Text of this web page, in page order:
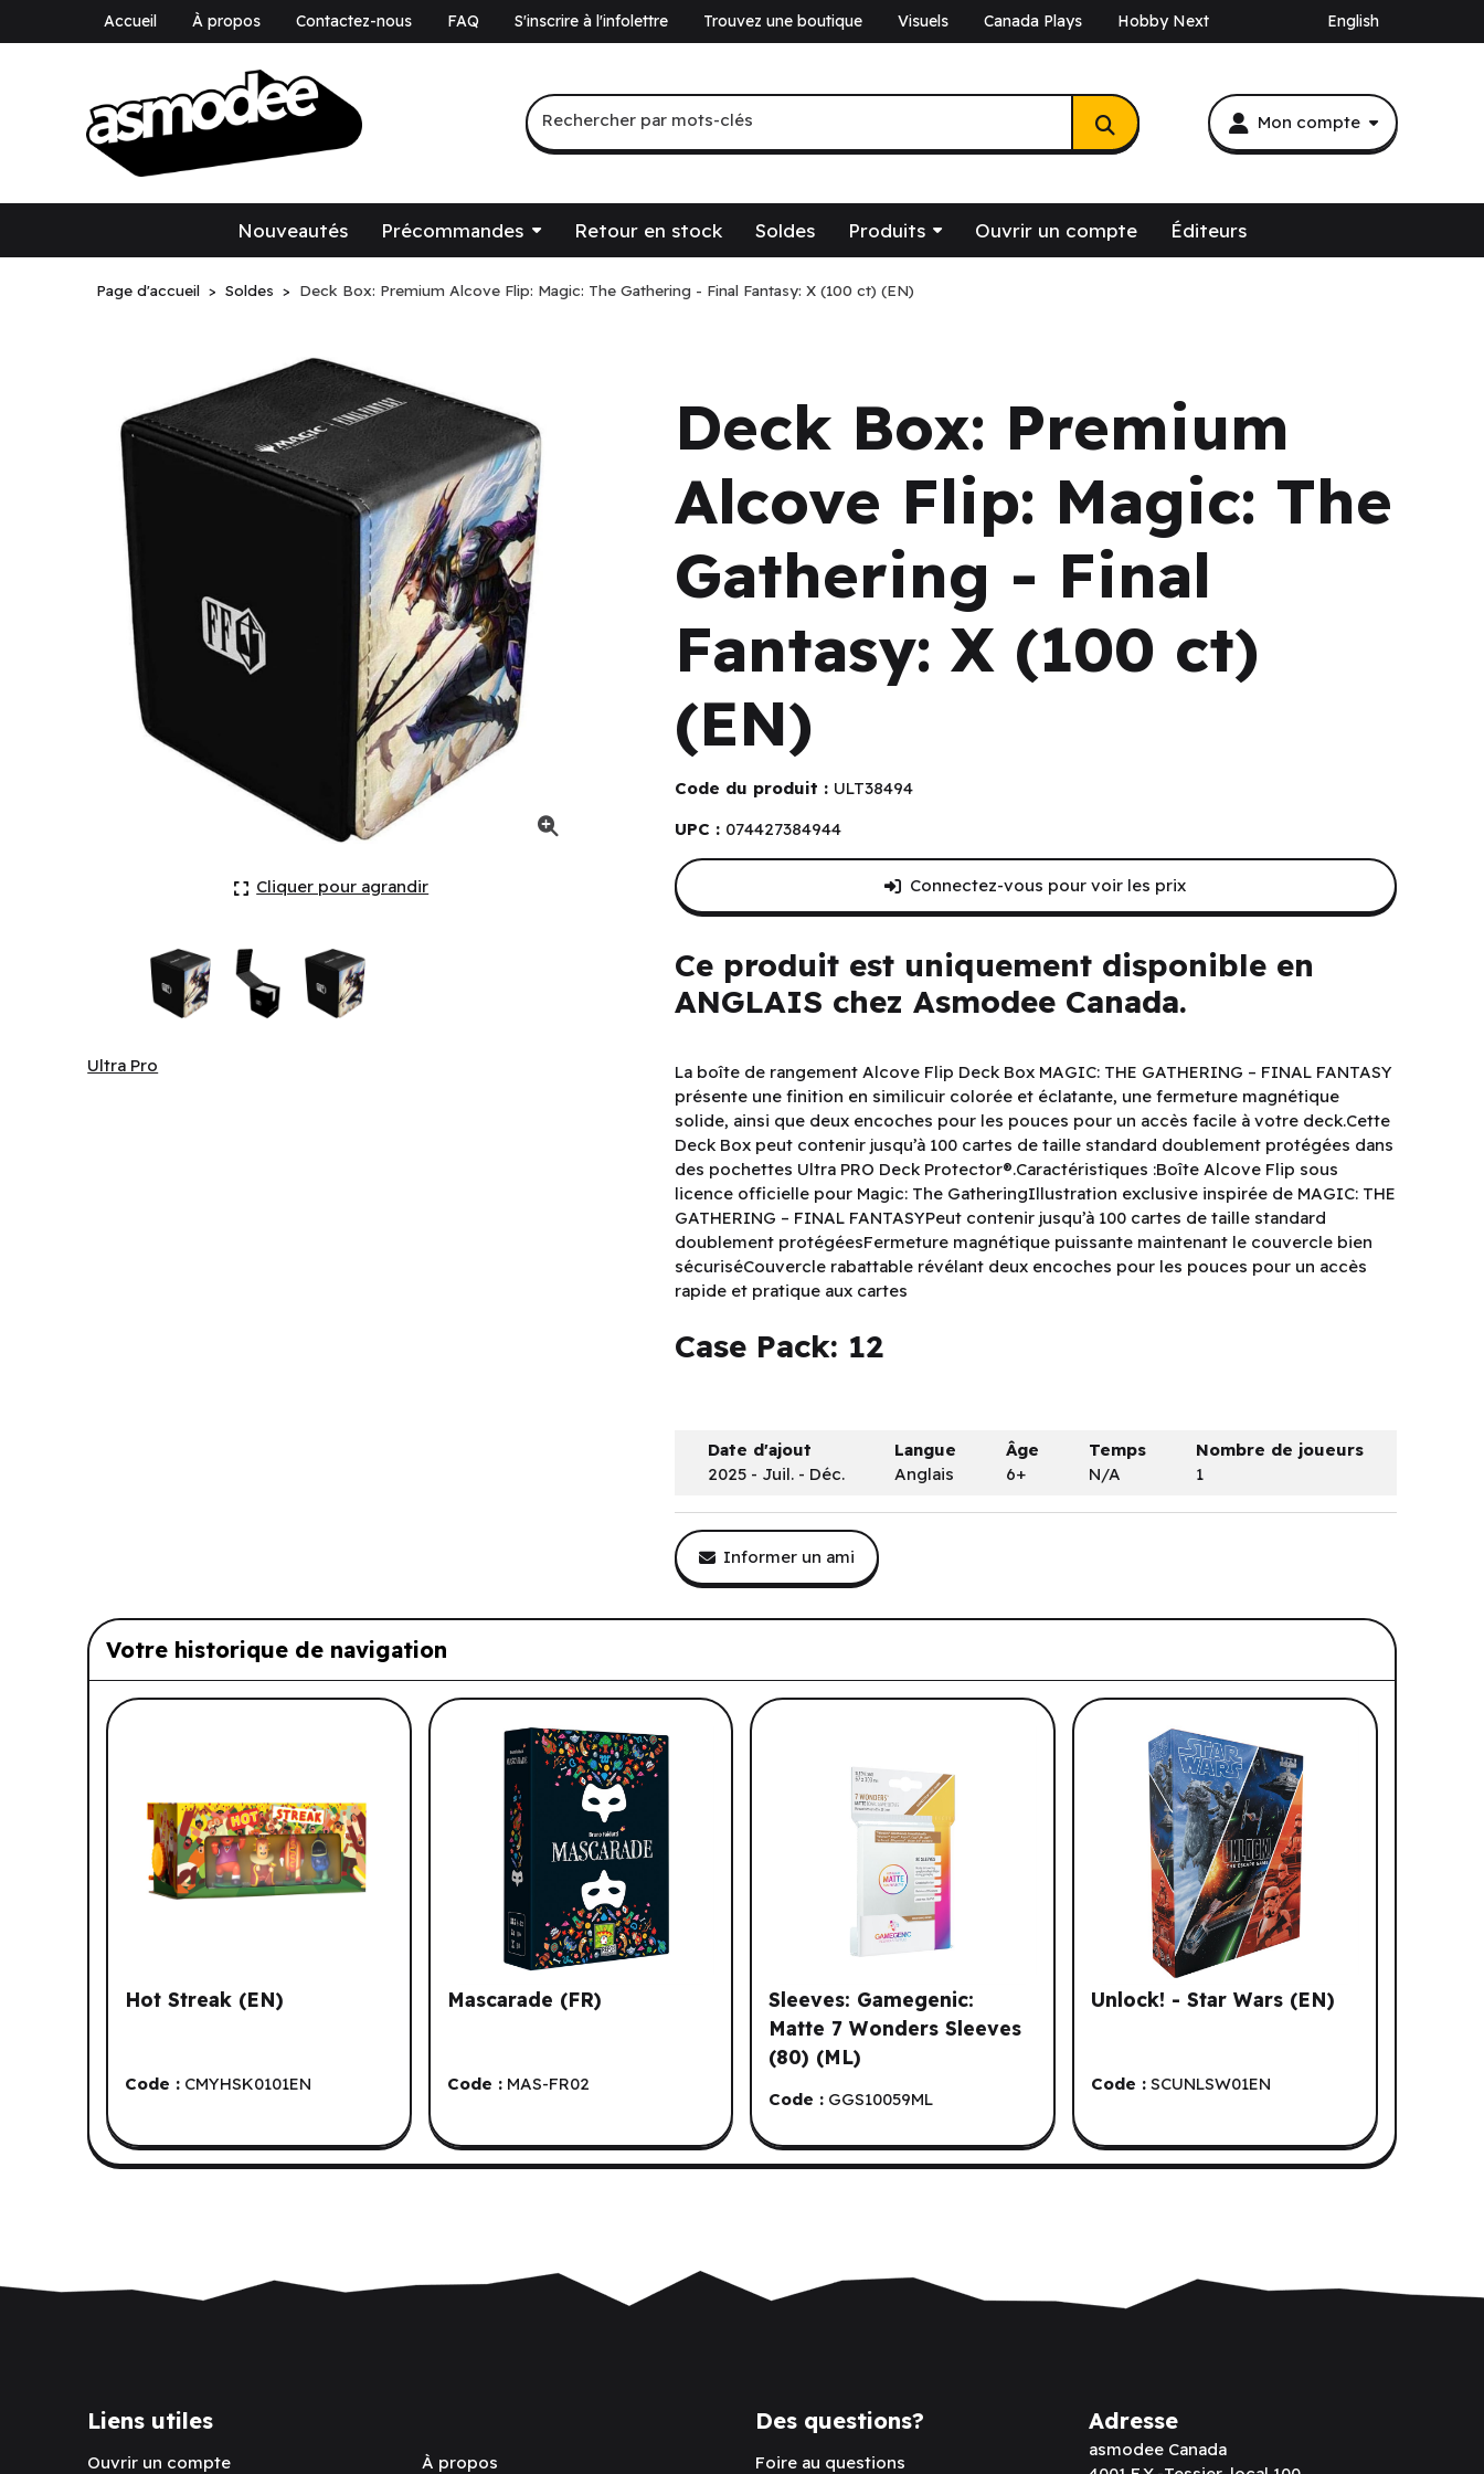
Accueil À propos Contactez-nous FAQ S'inscrire à l'infolettre Trouvez une boutique Visuels Canada Plays Hobby Next English
Mon compte
Recherche par mots-clés
Rechercher par mots-clés
Nouveautés Précommandes Retour en stock Soldes Produits Ouvrir un compte Éditeurs
Page d'accueil Soldes Deck Box: Premium Alcove Flip: Magic: The Gathering - Final Fantasy: X (100 ct) (EN)
Deck Box: Premium Alcove Flip: Magic: The Gathering - Final Fantasy: X (100 ct) (EN)
Cliquer pour agrandir
Ultra Pro
Deck Box: Premium
Alcove Flip: Magic: The
Gathering - Final
Fantasy: X (100 ct)
(EN)
Code du produit : ULT38494
UPC : 074427384944
Ce produit est uniquement disponible en
ANGLAIS chez Asmodee Canada.
La boîte de rangement Alcove Flip Deck Box MAGIC: THE GATHERING – FINAL FANTASY
présente une finition en similicuir colorée et éclatante, une fermeture magnétique
solide, ainsi que deux encoches pour les pouces pour un accès facile à votre deck.Cette
Deck Box peut contenir jusqu’à 100 cartes de taille standard doublement protégées dans
des pochettes Ultra PRO Deck Protector®.Caractéristiques :Boîte Alcove Flip sous
licence officielle pour Magic: The GatheringIllustration exclusive inspirée de MAGIC: THE
GATHERING – FINAL FANTASYPeut contenir jusqu’à 100 cartes de taille standard
doublement protégéesFermeture magnétique puissante maintenant le couvercle bien
sécuriséCouvercle rabattable révélant deux encoches pour les pouces pour un accès
rapide et pratique aux cartes
Case Pack: 12
Connectez-vous pour voir les prix
Date d'ajout
2025 - Juil. - Déc.
Langue
Anglais
Âge
6+
Temps
N/A
Nombre de joueurs
1
Informer un ami
Votre historique de navigation
Liste de produits suggérés: Votre historique de navigation.
Hot Streak (EN)
Code : CMYHSK0101EN
Mascarade (FR)
Code : MAS-FR02
Sleeves: Gamegenic:
Matte 7 Wonders Sleeves
(80) (ML)
Code : GGS10059ML
Unlock! - Star Wars (EN)
Code : SCUNLSW01EN
Liens utiles
Ouvrir un compte À propos
Des questions?
Foire au questions
Adresse
asmodee Canada